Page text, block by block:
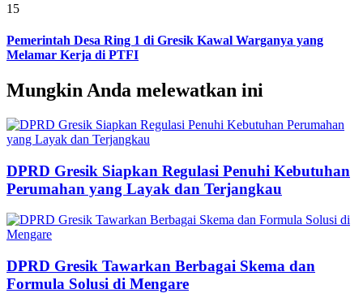
15
Pemerintah Desa Ring 1 di Gresik Kawal Warganya yang
Melamar Kerja di PTFI
Mungkin Anda melewatkan ini
DPRD Gresik Siapkan Regulasi Penuhi Kebutuhan
Perumahan yang Layak dan Terjangkau
DPRD Gresik Tawarkan Berbagai Skema dan
Formula Solusi di Mengare